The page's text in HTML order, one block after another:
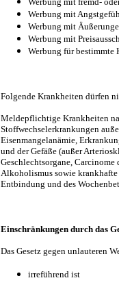
Werbung mit
Werbung mit
Werbung mit
Werbung für bestimmte
Folgende Krankheiten dürfen
Meldepflichtige Krankheiten
Stoffwechselerkrankungen
Eisenmangelanämie,
und der Gefäße (außer
Geschlechtsorgane,
Alkoholismus sowie
Entbindung und des
Einschränkungen durch das
Das Gesetz gegen unlauteren
irreführend ist